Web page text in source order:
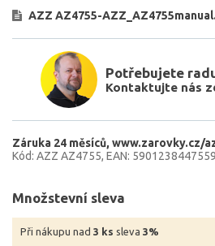
AZZ AZ4755-
Potřebujete
Kontaktujte nás
Záruka 24 měsíců www.zarovky.cz/
Kód: AZZ AZ4755 EAN: 5901238447559
Množstevní sleva
Při nákupu nad 3 ks sleva 3%